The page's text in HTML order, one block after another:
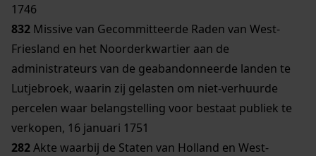
1746
832 Missive van Gecommitteerde Raden van West-
Friesland en het Noorderkwartier aan de
administrateurs van de geabandonneerde landen te
Lutjebroek, waarin zij gelasten om niet-verhuurde
percelen waar belangstelling voor bestaat publiek te
verkopen, 16 januari 1751
282Akte waarbij de Staten van Holland en West-